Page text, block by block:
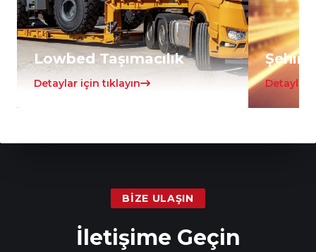
Lowbed Taşımacılık
Detaylar için tıklayın Detaylar
BIZE ULAŞIN
İletişime Geçin